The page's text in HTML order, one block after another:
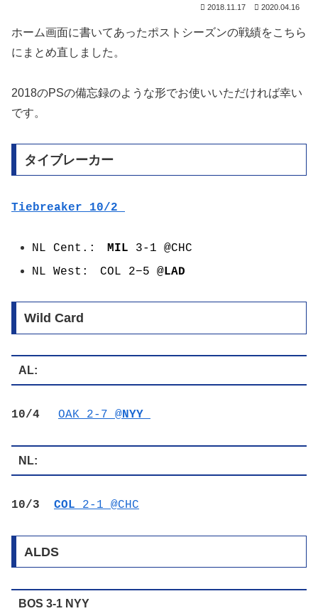
2018.11.17 2020.04.16
ホーム画面に書いてあったポストシーズンの戦績をこちら
にまとめ直しました。
2018のPSの備忘録のような形でお使いいただければ幸い
です。
タイブレーカー
Tiebreaker 10/2
NL Cent.:MIL 3-1 @CHC
NL West: COL 2−5 @ LAD
Wild Card
AL:
10/4 OAK 2-7 @NYY
NL:
10/3 COL 2-1 @CHC
ALDS
BOS 3-1 NYY